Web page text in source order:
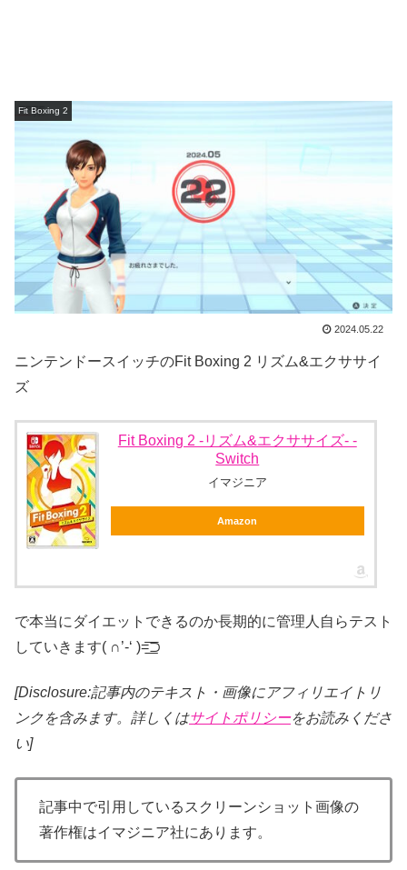
Fit Boxing 2
2024.05.22
ニンテンドースイッチのFit Boxing 2 リズム&エクササイ
ズ
Fit Boxing 2 -リズム&エクササイズ- -
Switch
イマジニア
Amazon
で本当にダイエットできるのか長期的に管理人自らテスト
していきます( ∩’-‘ )=͟͟͞͞⊃
[Disclosure:記事内のテキスト・画像にアフィリエイトリ
ンクを含みます。詳しくはサイトポリシーをお読みくださ
い]
記事中で引用しているスクリーンショット画像の
著作権はイマジニア社にあります。